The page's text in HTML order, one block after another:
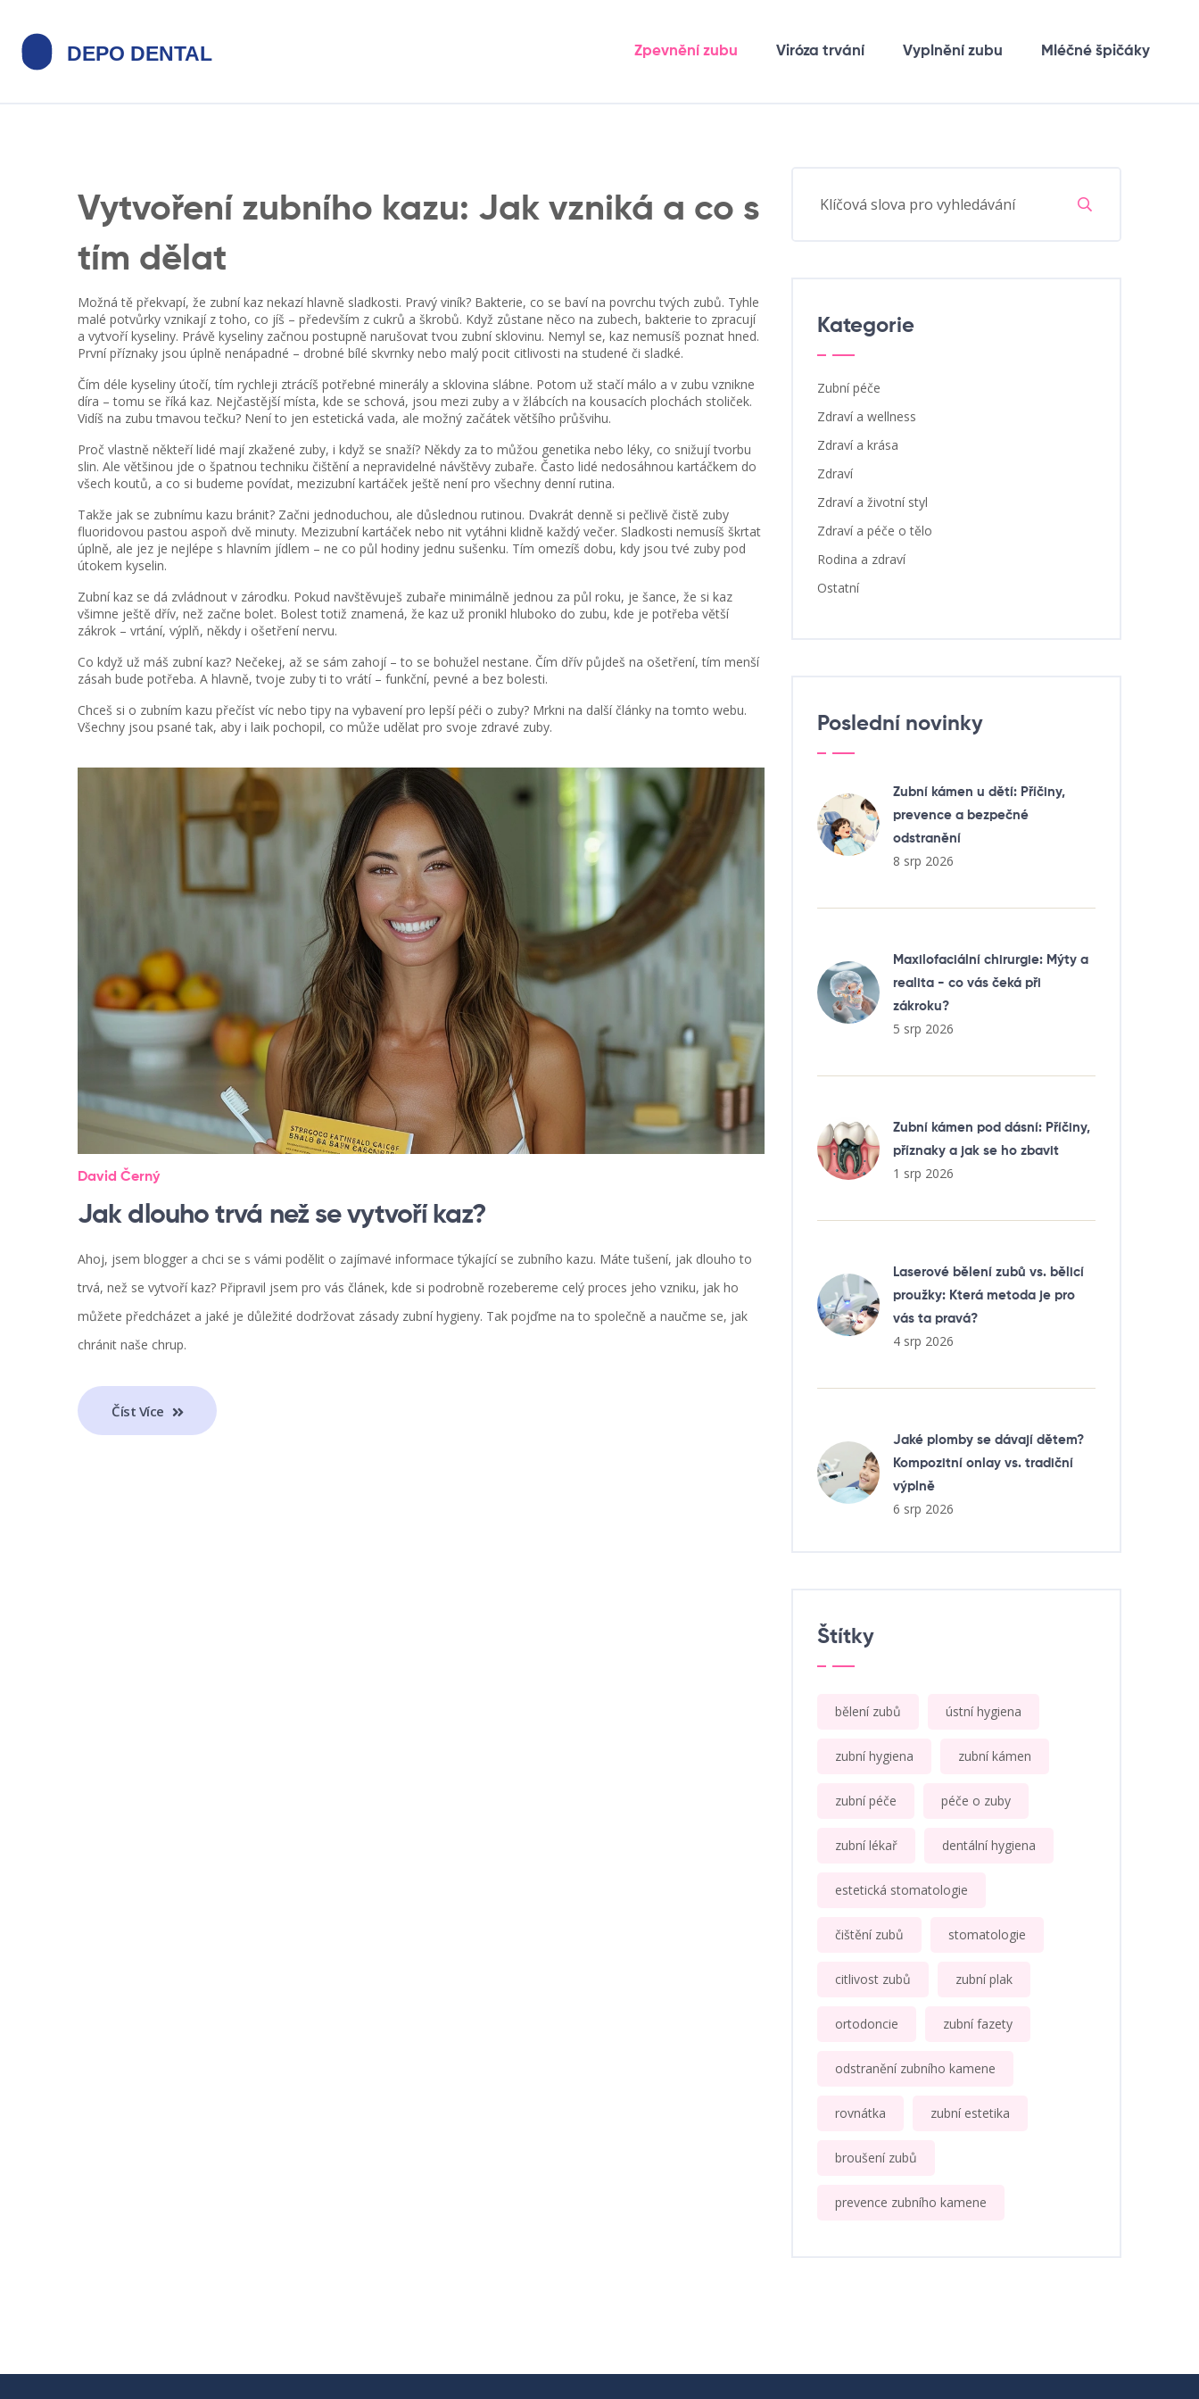
Zpevnění zubu Viróza trvání Vyplnění zubu Mléčné špičáky
Vytvoření zubního kazu: Jak vzniká a co s
tím dělat
Možná tě překvapí, že zubní kaz nekazí hlavně sladkosti. Pravý viník? Bakterie, co se baví na povrchu tvých zubů. Tyhle
malé potvůrky vznikají z toho, co jíš – především z cukrů a škrobů. Když zůstane něco na zubech, bakterie to zpracují
a vytvoří kyseliny. Právě kyseliny začnou postupně narušovat tvou zubní sklovinu. Nemyl se, kaz nemusíš poznat hned.
První příznaky jsou úplně nenápadné – drobné bílé skvrnky nebo malý pocit citlivosti na studené či sladké.
Čím déle kyseliny útočí, tím rychleji ztrácíš potřebné minerály a sklovina slábne. Potom už stačí málo a v zubu vznikne
díra – tomu se říká kaz. Nejčastější místa, kde se schová, jsou mezi zuby a v žlábcích na kousacích plochách stoliček.
Vidíš na zubu tmavou tečku? Není to jen estetická vada, ale možný začátek většího průšvihu.
Proč vlastně někteří lidé mají zkažené zuby, i když se snaží? Někdy za to můžou genetika nebo léky, co snižují tvorbu
slin. Ale většinou jde o špatnou techniku čištění a nepravidelné návštěvy zubaře. Často lidé nedosáhnou kartáčkem do
všech koutů, a co si budeme povídat, mezizubní kartáček ještě není pro všechny denní rutina.
Takže jak se zubnímu kazu bránit? Začni jednoduchou, ale důslednou rutinou. Dvakrát denně si pečlivě čistě zuby
fluoridovou pastou aspoň dvě minuty. Mezizubní kartáček nebo nit vytáhni klidně každý večer. Sladkosti nemusíš škrtat
úplně, ale jez je nejlépe s hlavním jídlem – ne co půl hodiny jednu sušenku. Tím omezíš dobu, kdy jsou tvé zuby pod
útokem kyselin.
Zubní kaz se dá zvládnout v zárodku. Pokud navštěvuješ zubaře minimálně jednou za půl roku, je šance, že si kaz
všimne ještě dřív, než začne bolet. Bolest totiž znamená, že kaz už pronikl hluboko do zubu, kde je potřeba větší
zákrok – vrtání, výplň, někdy i ošetření nervu.
Co když už máš zubní kaz? Nečekej, až se sám zahojí – to se bohužel nestane. Čím dřív půjdeš na ošetření, tím menší
zásah bude potřeba. A hlavně, tvoje zuby ti to vrátí – funkční, pevné a bez bolesti.
Chceš si o zubním kazu přečíst víc nebo tipy na vybavení pro lepší péči o zuby? Mrkni na další články na tomto webu.
Všechny jsou psané tak, aby i laik pochopil, co může udělat pro svoje zdravé zuby.
David Černý
Jak dlouho trvá než se vytvoří kaz?
Ahoj, jsem blogger a chci se s vámi podělit o zajímavé informace týkající se zubního kazu. Máte tušení, jak dlouho to
trvá, než se vytvoří kaz? Připravil jsem pro vás článek, kde si podrobně rozebereme celý proces jeho vzniku, jak ho
můžete předcházet a jaké je důležité dodržovat zásady zubní hygieny. Tak pojďme na to společně a naučme se, jak
chránit naše chrup.
Číst Více
Kategorie
Zubní péče
Zdraví a wellness
Zdraví a krása
Zdraví
Zdraví a životní styl
Zdraví a péče o tělo
Rodina a zdraví
Ostatní
Poslední novinky
Zubní kámen u dětí: Příčiny,
prevence a bezpečné
odstranění
8 srp 2026
Maxilofaciální chirurgie: Mýty a
realita - co vás čeká při
zákroku?
5 srp 2026
Zubní kámen pod dásní: Příčiny,
příznaky a jak se ho zbavit
1 srp 2026
Laserové bělení zubů vs. bělicí
proužky: Která metoda je pro
vás ta pravá?
4 srp 2026
Jaké plomby se dávají dětem?
Kompozitní onlay vs. tradiční
výplně
6 srp 2026
Štítky
bělení zubů ústní hygiena
zubní hygiena zubní kámen
zubní péče péče o zuby
zubní lékař dentální hygiena
estetická stomatologie
čištění zubů stomatologie
citlivost zubů zubní plak
ortodoncie zubní fazety
odstranění zubního kamene
rovnátka zubní estetika
broušení zubů
prevence zubního kamene